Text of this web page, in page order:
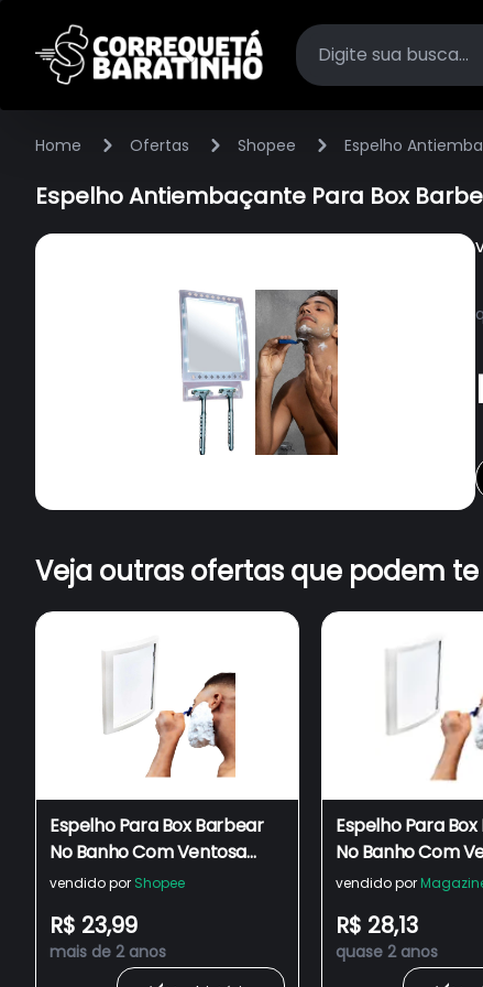
Home Ofertas Shopee Espelho
Espelho Antiembaçante Para Box
Veja outras ofertas que podem
Espelho Para Box Barbear
No Banho Com Ventosa
Prático Para Banheiro
vendido por Shopee
R$ 23,99
mais de 2 anos
Espelho Para
No Banho Com
Prático Para
vendido por
R$ 28,13
quase 2 anos